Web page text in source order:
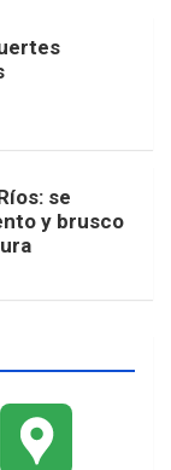
se
y brusco